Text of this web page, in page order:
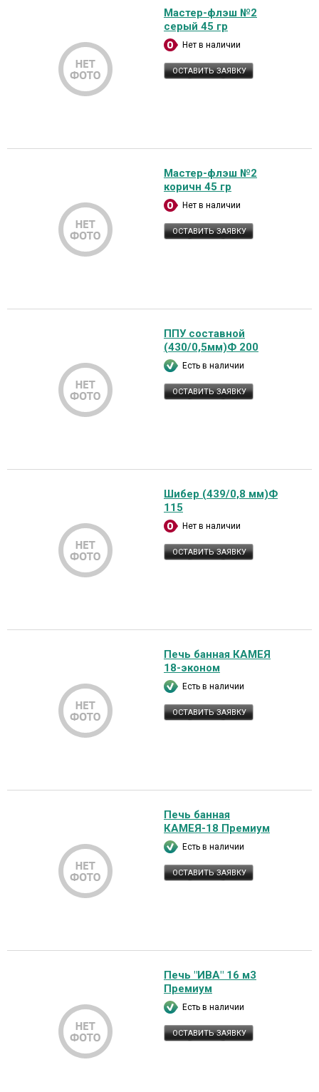
Мастер-флэш №2
серый 45 гр
Нет в наличии
ОСТАВИТЬ ЗАЯВКУ
Мастер-флэш №2
коричн 45 гр
Нет в наличии
ОСТАВИТЬ ЗАЯВКУ
ППУ составной
(430/0,5мм)Ф 200
Есть в наличии
ОСТАВИТЬ ЗАЯВКУ
Шибер (439/0,8 мм)Ф
115
Нет в наличии
ОСТАВИТЬ ЗАЯВКУ
Печь банная КАМЕЯ
18-эконом
Есть в наличии
ОСТАВИТЬ ЗАЯВКУ
Печь банная
КАМЕЯ-18 Премиум
Есть в наличии
ОСТАВИТЬ ЗАЯВКУ
Печь "ИВА" 16 м3
Премиум
Есть в наличии
ОСТАВИТЬ ЗАЯВКУ